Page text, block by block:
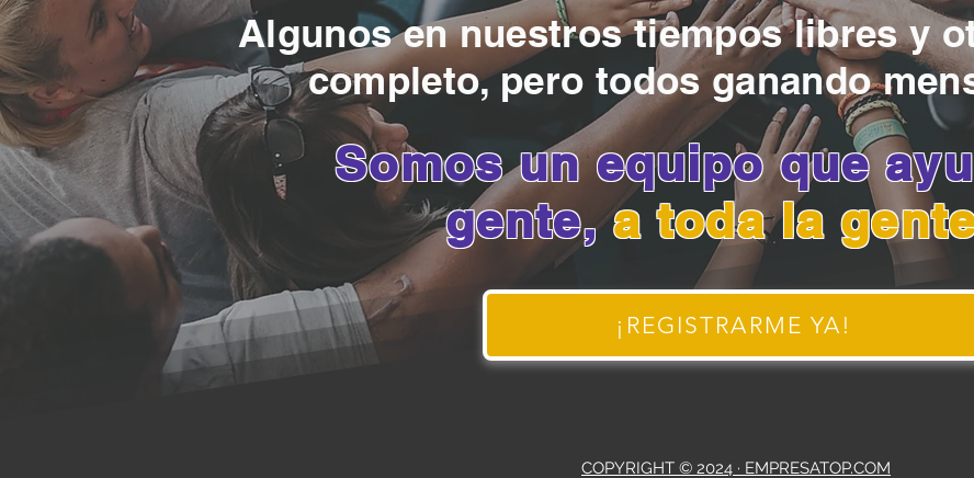
Algunos en nuestros tiempos libres y
completo, pero todos ganando
Somos un equipo que
gente,a toda la
¡REGISTRARME YA!
COPYRIGHT © 2024 · EMPRESATOP.COM